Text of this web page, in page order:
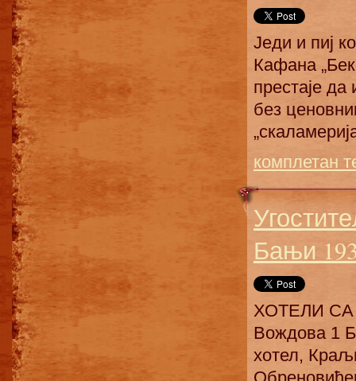
Једи и пиј
Кафана
престаје да
без
комплетан
Бањи
ХОТЕЛИ СА
Вождова 1
хотел,